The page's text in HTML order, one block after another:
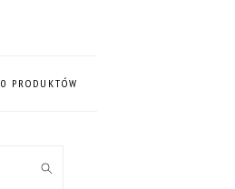
0 PRODUKTÓW